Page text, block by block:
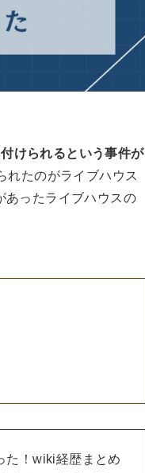
けられるという事件が
れたのがライブハウス
あったライブハウスの
た！wiki経歴まとめ